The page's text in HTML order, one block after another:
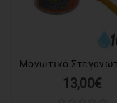
13,00€